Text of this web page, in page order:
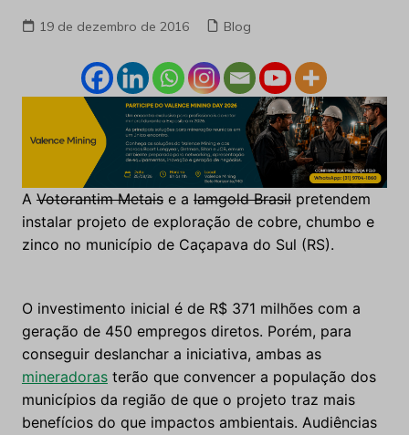
19 de dezembro de 2016 Blog
A Votorantim Metaise a Iamgold Brasilpretendem
instalar projeto de exploração de cobre, chumbo e
zinco no município de Caçapava do Sul (RS).
O investimento inicial é de R$ 371 milhões com a
geração de 450 empregos diretos. Porém, para
conseguir deslanchar a iniciativa, ambas as
mineradorasterão que convencer a população dos
municípios da região de que o projeto traz mais
benefícios do que impactos ambientais. Audiências